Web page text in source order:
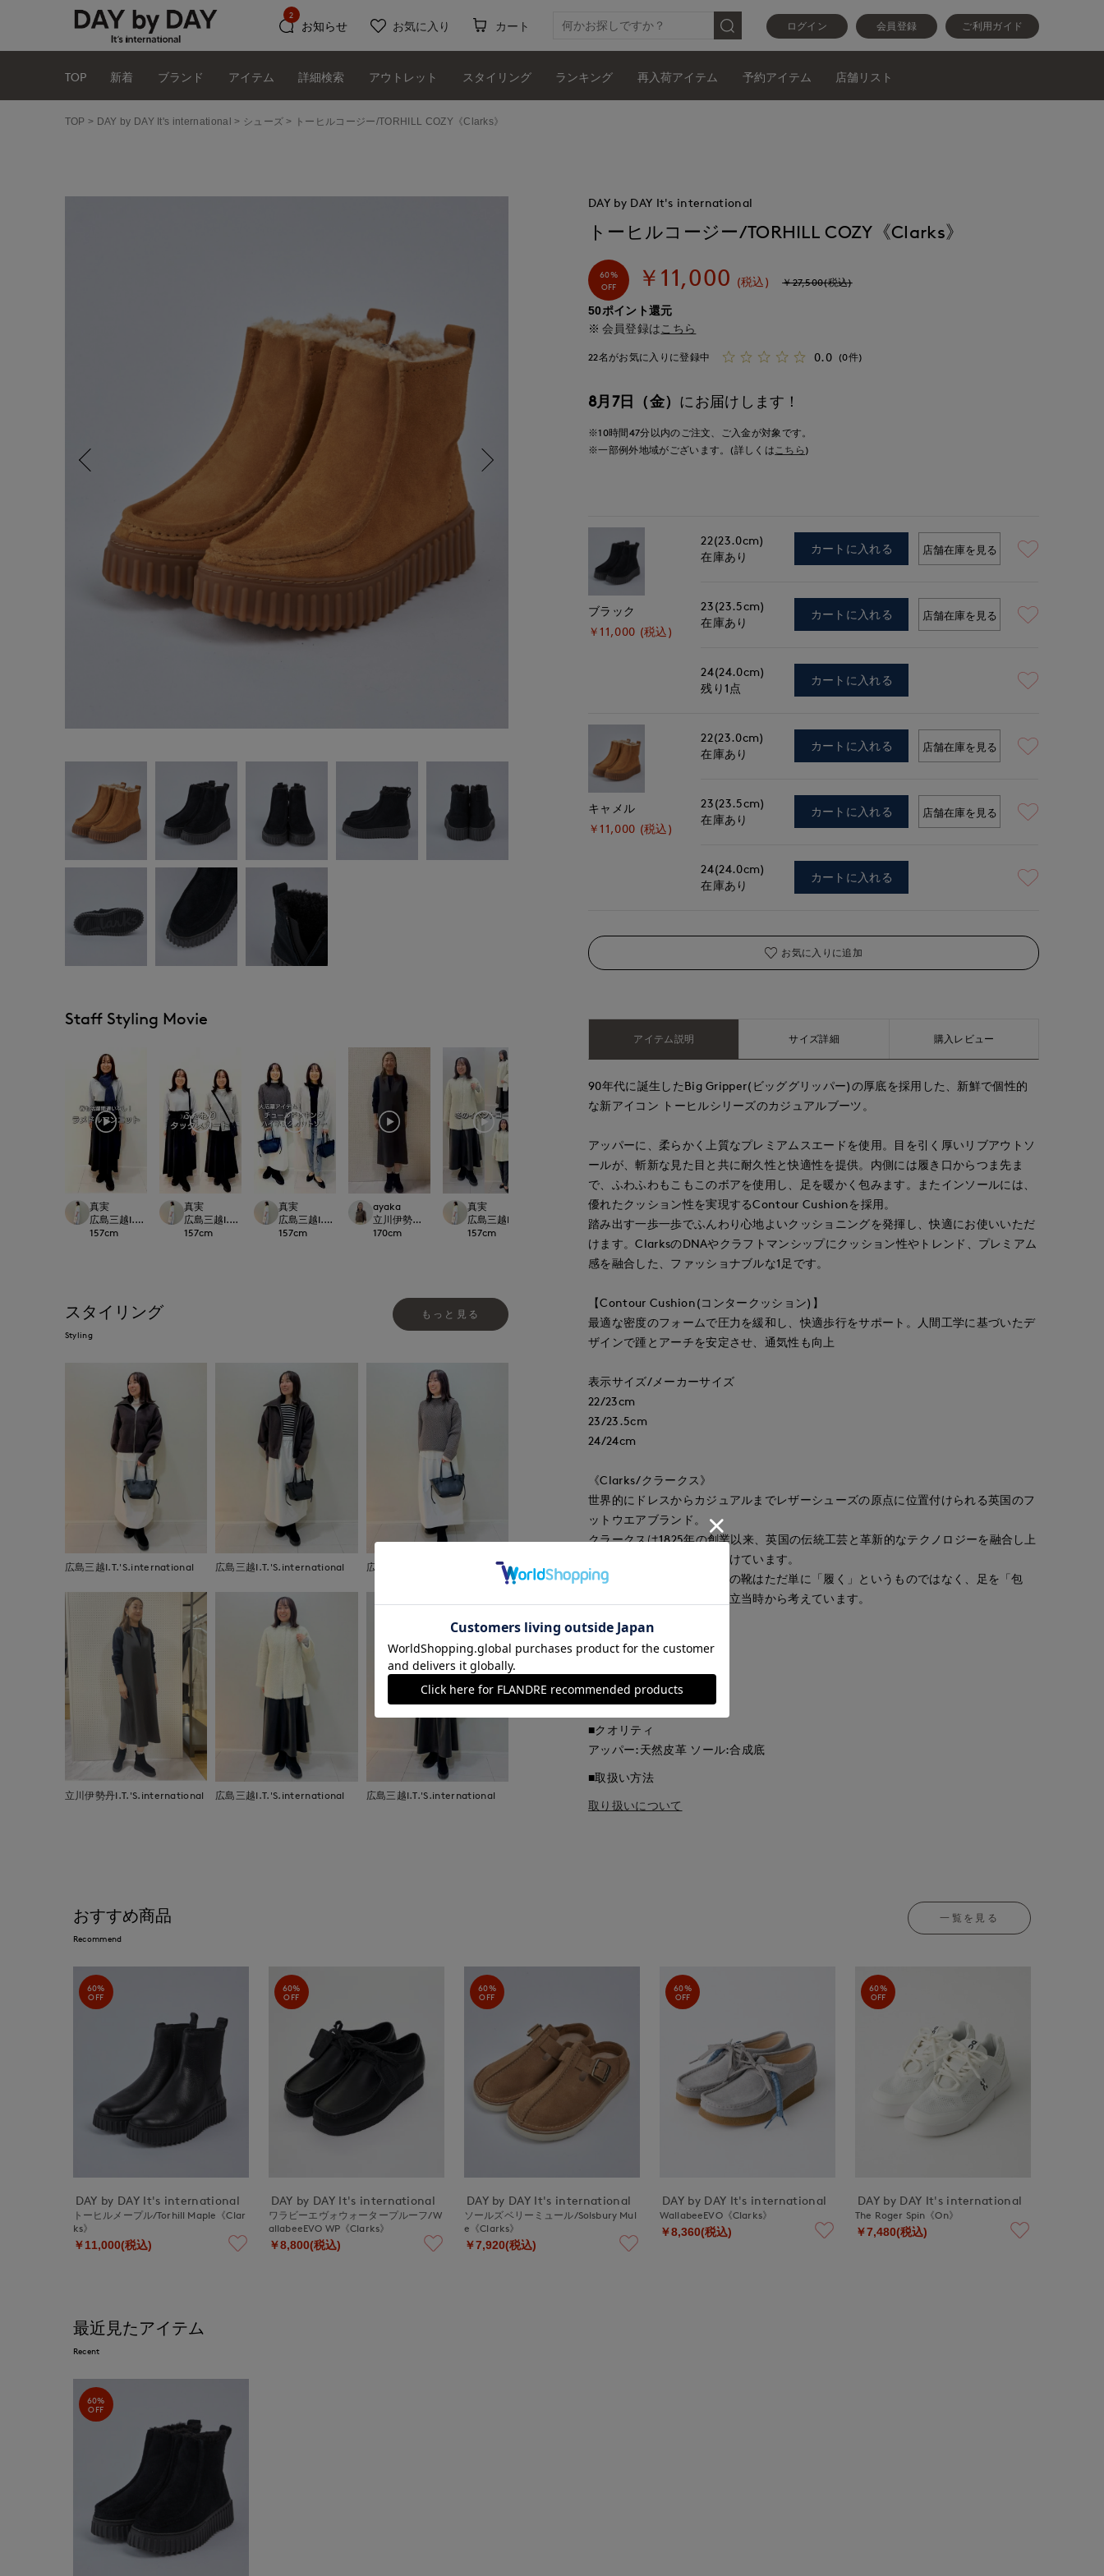
ログイン 会員登録 ご利用ガイド
お知らせ
2
お気に入り カート
TOP 新着 ブランド アイテム 詳細検索 アウトレット スタイリング ランキング 再入荷アイテム 予約アイテム 店舗リスト
TOP DAY by DAY It's international シューズ トーヒルコージー/TORHILL COZY《Clarks》
Staff Styling Movie
真実
広島三越I.T.'S.international
157cm
真実
広島三越I.T.'S.international
157cm
真実
広島三越I.T.'S.international
157cm
ayaka
立川伊勢丹I.T.'S.international
170cm
真実
広島三越I.T.'S.international
157cm
広島三越I.T.'S.international
cm
真実
広島三越I.T.'S.international
cm
真実
広島三越I.T.'S.international
157cm
ayaka
立川伊勢丹I.T.'S.international
170 cm
たまプラーザ東急I.T.'S.international
157 cm
スタイリング
Styling
もっと見る
広島三越I.T.'S.international 広島三越I.T.'S.international 広島三越I.T.'S.international
立川伊勢丹I.T.'S.international 広島三越I.T.'S.international 広島三越I.T.'S.international
DAY by DAY It's international
トーヒルコージー/TORHILL COZY《Clarks》
60%
OFF
￥11,000 (税込) ￥27,500(税込)
50ポイント還元
会員登録は こちら
22名がお気に入りに登録中 0.0 (0件)
8月7日（金） にお届けします！
※10時間47分以内のご注文、ご入金が対象です。
※一部例外地域がございます。(詳しくはこちら )
ブラック
￥11,000 (税込)
22(23.0cm)
在庫あり
カートに入れる 店舗在庫を見る
23(23.5cm)
在庫あり
カートに入れる 店舗在庫を見る
24(24.0cm)
残り1点
カートに入れる
キャメル
￥11,000 (税込)
22(23.0cm)
在庫あり
カートに入れる 店舗在庫を見る
23(23.5cm)
在庫あり
カートに入れる 店舗在庫を見る
24(24.0cm)
在庫あり
カートに入れる
お気に入りに追加
アイテム説明 サイズ詳細 購入レビュー
90年代に誕生したBig Gripper(ビッググリッパー)の厚底を採用した、新鮮で個性的
な新アイコン トーヒルシリーズのカジュアルブーツ。
アッパーに、柔らかく上質なプレミアムスエードを使用。目を引く厚いリブアウトソ
ールが、斬新な見た目と共に耐久性と快適性を提供。内側には履き口からつま先ま
で、ふわふわもこもこのボアを使用し、足を暖かく包みます。またインソールには、
優れたクッション性を実現するContour Cushionを採用。
踏み出す一歩一歩でふんわり心地よいクッショニングを発揮し、快適にお使いいただ
けます。ClarksのDNAやクラフトマンシップにクッション性やトレンド、プレミアム
感を融合した、ファッショナブルな1足です。
【Contour Cushion(コンタークッション)】
最適な密度のフォームで圧力を緩和し、快適歩行をサポート。人間工学に基づいたデ
ザインで踵とアーチを安定させ、通気性も向上
表示サイズ/メーカーサイズ
22/23cm
23/23.5cm
24/24cm
《Clarks/クラークス》
世界的にドレスからカジュアルまでレザーシューズの原点に位置付けられる英国のフ
ットウエアブランド。
クラークスは1825年の創業以来、英国の伝統工芸と革新的なテクノロジーを融合し上
質なフットウエアを作り続けています。
《Clarks》は、人にとっての靴はただ単に「履く」というものではなく、足を「包
む」ものであるべきだと創立当時から考えています。
■品番
50203005
■原産国
カンボジア製
■クオリティ
アッパー:天然皮革 ソール:合成底
■取扱い方法
取り扱いについて
おすすめ商品
Recommend
一覧を見る
60%
OFF
DAY by DAY It's international
トーヒルメープル/Torhill Maple《Clar
ks》
￥11,000(税込)
60%
OFF
DAY by DAY It's international
ワラビーエヴォウォータープルーフ/W
allabeeEVO WP《Clarks》
￥8,800(税込)
60%
OFF
DAY by DAY It's international
ソールズベリーミュール/Solsbury Mul
e《Clarks》
￥7,920(税込)
60%
OFF
DAY by DAY It's international
WallabeeEVO《Clarks》
￥8,360(税込)
60%
OFF
DAY by DAY It's international
The Roger Spin《On》
￥7,480(税込)
最近見たアイテム
Recent
60%
OFF